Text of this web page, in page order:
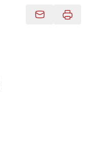
Produktdaten